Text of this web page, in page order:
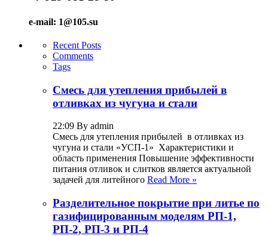
e-mail: 1@105.su
Recent Posts
Comments
Tags
Смесь для утепления прибылей в
отливках из чугуна и стали
22:09 By admin
Смесь для утепления прибылей в отливках из
чугуна и стали «УСП-1» Характеристики и
область применения Повышение эффективности
питания отливок и слитков является актуальной
задачей для литейного Read More »
Разделительное покрытие при литье по
газифицированным моделям РП-1,
РП-2, РП-3 и РП-4